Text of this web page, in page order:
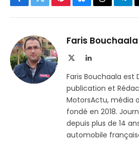
Facebook
TwitterPinterestBlueskyThreads
Faris Bouchaala
LinkedIn
Faris Bouchaala est
publication et
MotorsActu, média
fondé en 2018.
depuis plus de 14
automobile